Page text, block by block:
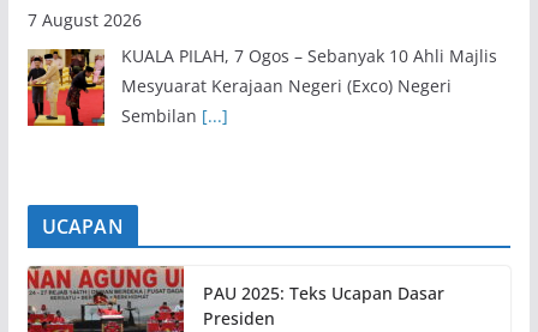
7 August 2026
KUALA PILAH, 7 Ogos – Sebanyak 10 Ahli Majlis
Mesyuarat Kerajaan Negeri (Exco) Negeri
Sembilan [...]
UCAPAN
PAU 2025: Teks Ucapan Dasar
Presiden